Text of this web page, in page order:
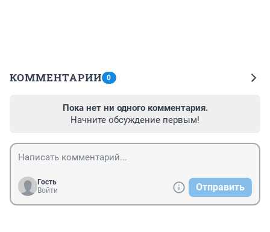
КОММЕНТАРИИ 0
Пока нет ни одного комментария.
Начните обсуждение первым!
Гость
Войти
Отправить